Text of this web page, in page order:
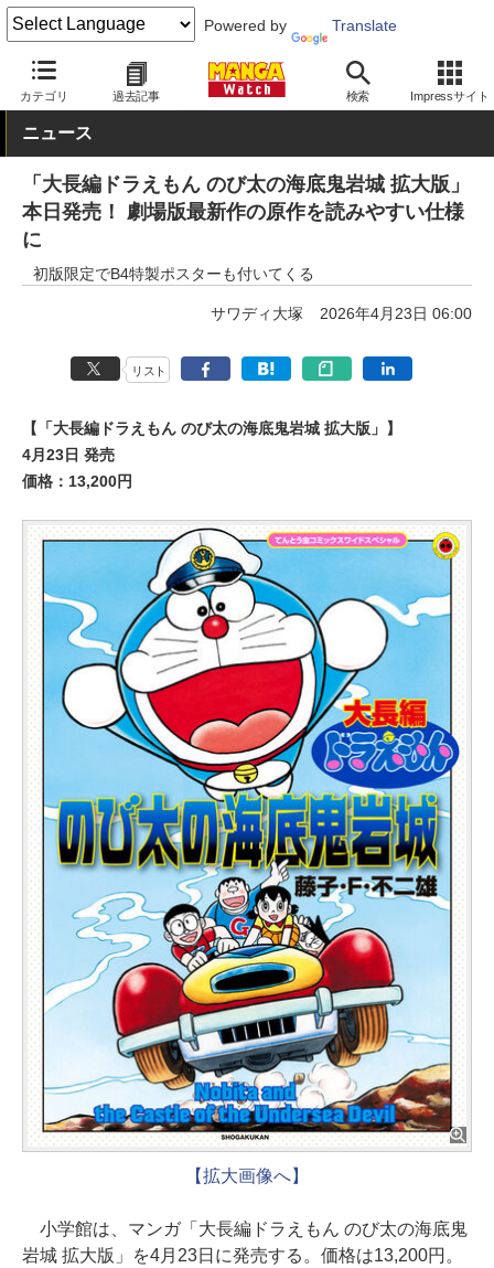
Powered by Translate
カテゴリ 過去記事 検索 Impressサイト
MANGA Watch 少年
ニュース
「大長編ドラえもん のび太の海底鬼岩城 拡大版」
本日発売！ 劇場版最新作の原作を読みやすい仕様
に
初版限定でB4特製ポスターも付いてくる
サワディ大塚 2026年4月23日 06:00
リスト
【「大長編ドラえもん のび太の海底鬼岩城 拡大版」】
4月23日 発売
価格：13,200円
【拡大画像へ】
小学館は、マンガ「大長編ドラえもん のび太の海底鬼
岩城 拡大版」を4月23日に発売する。価格は13,200円。